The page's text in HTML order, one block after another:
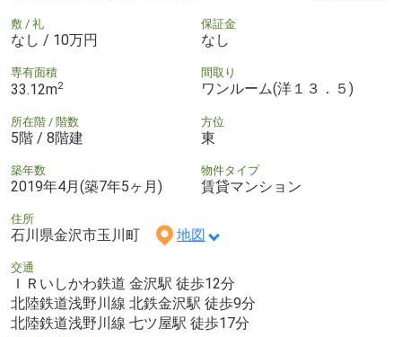
敷 / 礼
なし / 10万円
保証金
なし
専有面積
33.12m2
間取り
ワンルーム(洋１３．５)
所在階 / 階数
5階 / 8階建
方位
東
築年数
2019年4月(築7年5ヶ月)
物件タイプ
賃貸マンション
住所
石川県金沢市玉川町 地図
交通
ＩＲいしかわ鉄道 金沢駅 徒歩12分
北陸鉄道浅野川線 北鉄金沢駅 徒歩9分
北陸鉄道浅野川線 七ツ屋駅 徒歩17分